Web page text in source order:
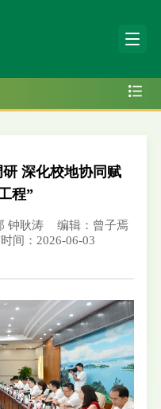
深化校地协同赋
程”
钟耿涛
编辑：曾子焉
间：2026-06-03